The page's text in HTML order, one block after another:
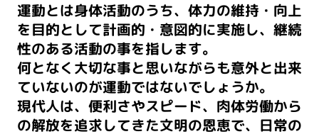
運動とは身体活動のうち、体力の維持・向上
を目的として計画的・意図的に実施し、継続
性のある活動の事を指します。
何となく大切な事と思いながらも意外と出来
ていないのが運動ではないでしょうか。
現代人は、便利さやスピード、肉体労働から
の解放を追求してきた文明の恩恵で、 日常の